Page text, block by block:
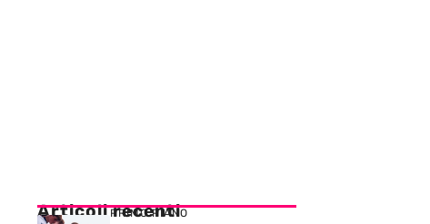
Articoli recenti
PRIMO PIANO